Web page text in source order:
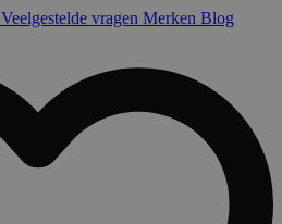
Veelgestelde vragen Merken Blog